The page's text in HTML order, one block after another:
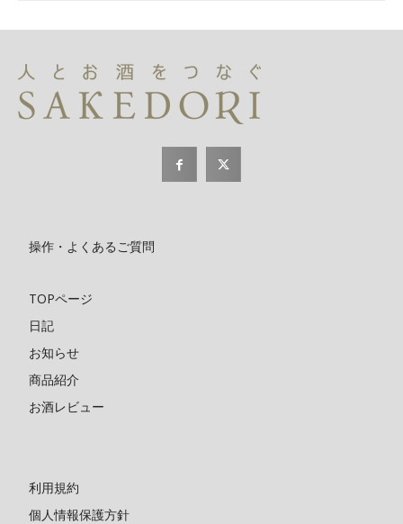
操作・よくあるご質問
TOPページ
日記
お知らせ
商品紹介
お酒レビュー
利用規約
個人情報保護方針